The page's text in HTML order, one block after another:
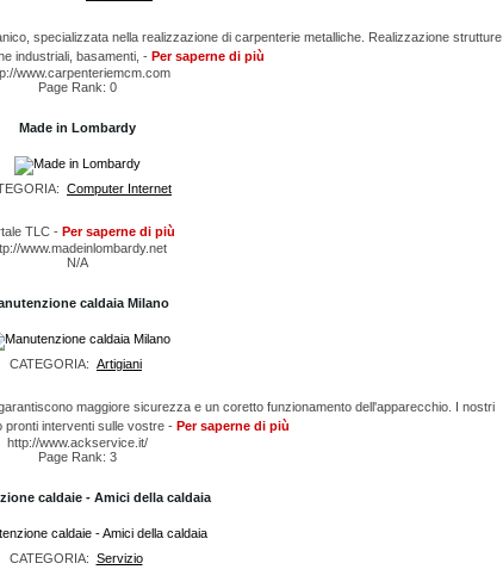
specializzata nella realizzazione di carpenterie metalliche. Realizzazione strutture
industriali, basamenti, - Per saperne di più
www.carpenteriemcm.com
Page Rank: 0
Made in Lombardy
Computer Internet
TLC - Per saperne di più
www.madeinlombardy.net
N/A
caldaia Milano
CATEGORIA: Artigiani
maggiore sicurezza e un coretto funzionamento dell'apparecchio. I nostri
pronti interventi sulle vostre - Per saperne di più
http://www.ackservice.it/
Page Rank: 3
caldaie - Amici della caldaia
CATEGORIA: Servizio